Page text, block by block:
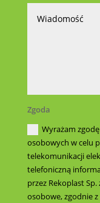
Zgoda
Wyrażam
osobowych w celu
telekomunikacji
telefoniczną
przez Rekoplast
osobowe, zgodnie